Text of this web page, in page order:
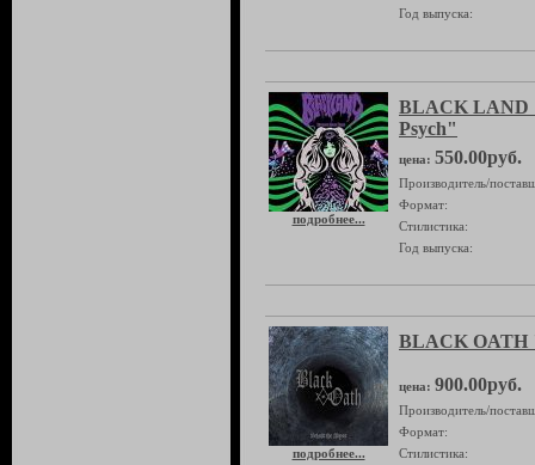
Год выпуска:
подробнее...
BLACK LAND
Psych"
цена: 550.00руб.
Производитель/
Формат:
Стилистика:
Год выпуска:
подробнее...
BLACK OATH
цена: 900.00руб.
Производитель/
Формат:
Стилистика: